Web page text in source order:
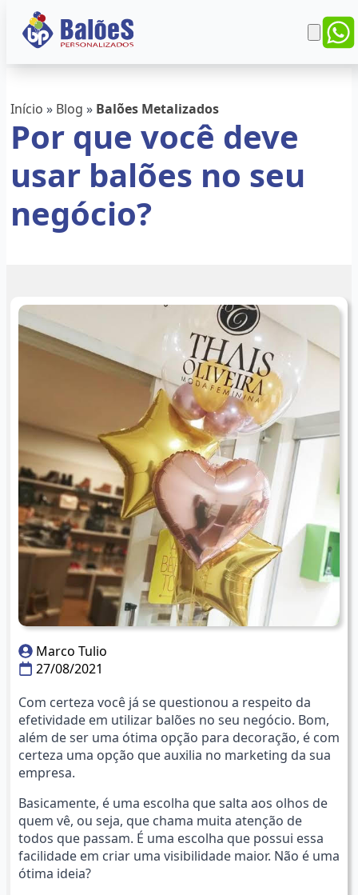
Início » Blog » Balões Metalizados
Por que você deve
usar balões no seu
negócio?
Marco Tulio
27/08/2021
Com certeza você já se questionou a respeito da
efetividade em utilizar balões no seu negócio. Bom,
além de ser uma ótima opção para decoração, é com
certeza uma opção que auxilia no marketing da sua
empresa.
Basicamente, é uma escolha que salta aos olhos de
quem vê, ou seja, que chama muita atenção de
todos que passam. É uma escolha que possui essa
facilidade em criar uma visibilidade maior. Não é uma
ótima ideia?